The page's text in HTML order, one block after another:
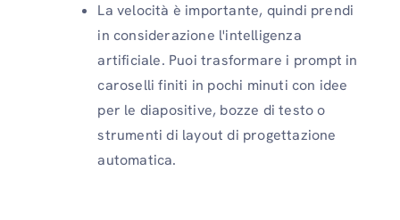
La velocità è importante, quindi prendi
in considerazione l'intelligenza
artificiale. Puoi trasformare i prompt in
caroselli finiti in pochi minuti con idee
per le diapositive, bozze di testo o
strumenti di layout di progettazione
automatica.